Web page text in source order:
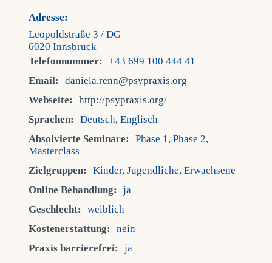
Adresse:
Leopoldstraße 3 / DG
6020 Innsbruck
Telefonnummer:
+43 699 100 444 41
Email:
daniela.renn@psypraxis.org
Webseite:
http://psypraxis.org/
Sprachen:
Deutsch, Englisch
Absolvierte Seminare:
Phase 1, Phase 2,
Masterclass
Zielgruppen:
Kinder, Jugendliche, Erwachsene
Online Behandlung:
ja
Geschlecht:
weiblich
Kostenerstattung:
nein
Praxis barrierefrei:
ja